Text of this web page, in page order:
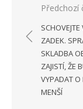
Navigace
pro
příspěvek
Předchozí
SCHOVEJTE
ZADEK.
SKLADBA
ZAJISTÍ, ŽE
VYPADAT O
MENŠÍ